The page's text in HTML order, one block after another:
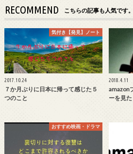
RECOMMEND こちらの記事も人気です。
気付き【発見】ノート
2017.10.24
７か月ぶりに日本に帰って感じた５
つのこと
2018.4.11
amazon
ーを見た
おすすめ映画・ドラマ